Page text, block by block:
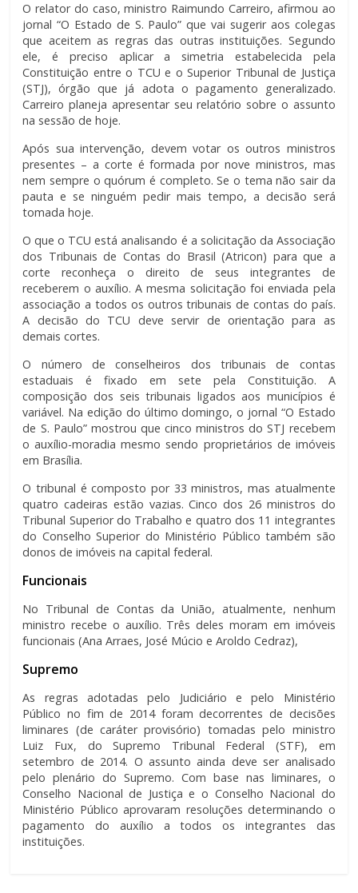
O relator do caso, ministro Raimundo Carreiro, afirmou ao
jornal “O Estado de S. Paulo” que vai sugerir aos colegas
que aceitem as regras das outras instituições. Segundo
ele, é preciso aplicar a simetria estabelecida pela
Constituição entre o TCU e o Superior Tribunal de Justiça
(STJ), órgão que já adota o pagamento generalizado.
Carreiro planeja apresentar seu relatório sobre o assunto
na sessão de hoje.
Após sua intervenção, devem votar os outros ministros
presentes – a corte é formada por nove ministros, mas
nem sempre o quórum é completo. Se o tema não sair da
pauta e se ninguém pedir mais tempo, a decisão será
tomada hoje.
O que o TCU está analisando é a solicitação da Associação
dos Tribunais de Contas do Brasil (Atricon) para que a
corte reconheça o direito de seus integrantes de
receberem o auxílio. A mesma solicitação foi enviada pela
associação a todos os outros tribunais de contas do país.
A decisão do TCU deve servir de orientação para as
demais cortes.
O número de conselheiros dos tribunais de contas
estaduais é fixado em sete pela Constituição. A
composição dos seis tribunais ligados aos municípios é
variável. Na edição do último domingo, o jornal “O Estado
de S. Paulo” mostrou que cinco ministros do STJ recebem
o auxílio-moradia mesmo sendo proprietários de imóveis
em Brasília.
O tribunal é composto por 33 ministros, mas atualmente
quatro cadeiras estão vazias. Cinco dos 26 ministros do
Tribunal Superior do Trabalho e quatro dos 11 integrantes
do Conselho Superior do Ministério Público também são
donos de imóveis na capital federal.
Funcionais
No Tribunal de Contas da União, atualmente, nenhum
ministro recebe o auxílio. Três deles moram em imóveis
funcionais (Ana Arraes, José Múcio e Aroldo Cedraz),
Supremo
As regras adotadas pelo Judiciário e pelo Ministério
Público no fim de 2014 foram decorrentes de decisões
liminares (de caráter provisório) tomadas pelo ministro
Luiz Fux, do Supremo Tribunal Federal (STF), em
setembro de 2014. O assunto ainda deve ser analisado
pelo plenário do Supremo. Com base nas liminares, o
Conselho Nacional de Justiça e o Conselho Nacional do
Ministério Público aprovaram resoluções determinando o
pagamento do auxílio a todos os integrantes das
instituições.